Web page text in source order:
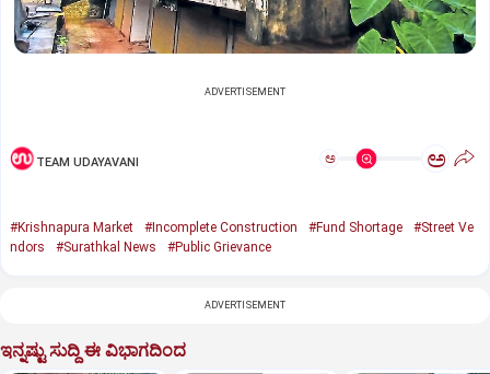
ADVERTISEMENT
TEAM UDAYAVANI ಅ ಅ
#Krishnapura Market #Incomplete Construction #Fund Shortage
#Street Ve
ndors
#Surathkal News #Public Grievance
ADVERTISEMENT
ಇನ್ನಷ್ಟು ಸುದ್ದಿ ಈ ವಿಭಾಗದಿಂದ